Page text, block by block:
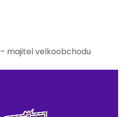
majitel velkoobchodu